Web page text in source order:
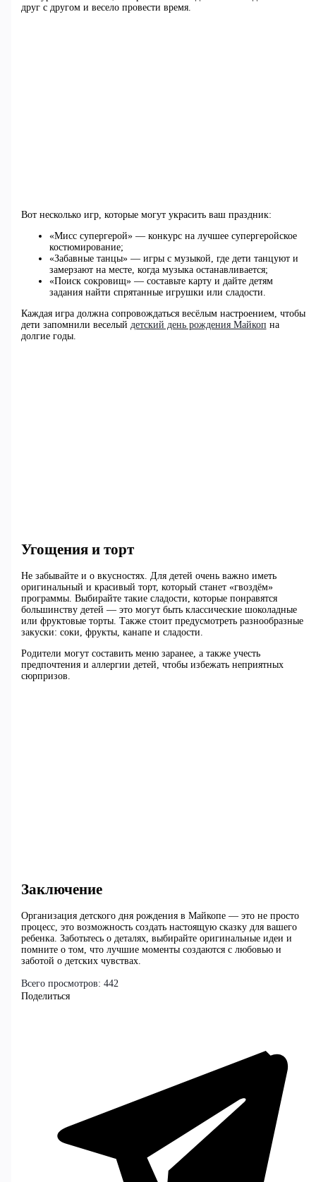
друг с другом и весело провести время.
Вот несколько игр, которые могут украсить ваш праздник:
«Мисс супергерой» — конкурс на лучшее супергеройское
костюмирование;
«Забавные танцы» — игры с музыкой, где дети танцуют и
замерзают на месте, когда музыка останавливается;
«Поиск сокровищ» — составьте карту и дайте детям
задания найти спрятанные игрушки или сладости.
Каждая игра должна сопровождаться весёлым настроением, чтобы
дети запомнили веселый детский день рождения Майкоп на
долгие годы.
Угощения и торт
Не забывайте и о вкусностях. Для детей очень важно иметь
оригинальный и красивый торт, который станет «гвоздём»
программы. Выбирайте такие сладости, которые понравятся
большинству детей — это могут быть классические шоколадные
или фруктовые торты. Также стоит предусмотреть разнообразные
закуски: соки, фрукты, канапе и сладости.
Родители могут составить меню заранее, а также учесть
предпочтения и аллергии детей, чтобы избежать неприятных
сюрпризов.
Заключение
Организация детского дня рождения в Майкопе — это не просто
процесс, это возможность создать настоящую сказку для вашего
ребенка. Заботьтесь о деталях, выбирайте оригинальные идеи и
помните о том, что лучшие моменты создаются с любовью и
заботой о детских чувствах.
Всего просмотров: 442
Поделиться